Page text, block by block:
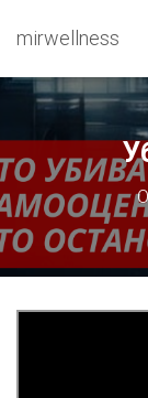
mirwellness